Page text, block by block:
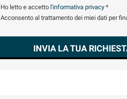
Ho letto e accetto l'informativa privacy *
Acconsento al trattamento dei miei dati per
INVIA LA TUA